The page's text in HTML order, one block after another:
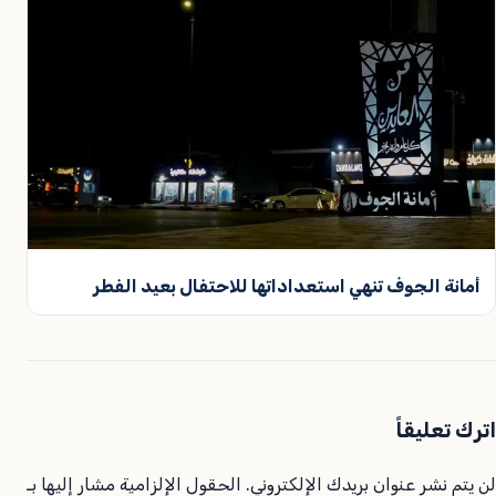
أمانة الجوف تنهي استعداداتها للاحتفال بعيد الفطر
اترك تعليقاً
لن يتم نشر عنوان بريدك الإلكتروني. الحقول الإلزامية مشار إليها بـ